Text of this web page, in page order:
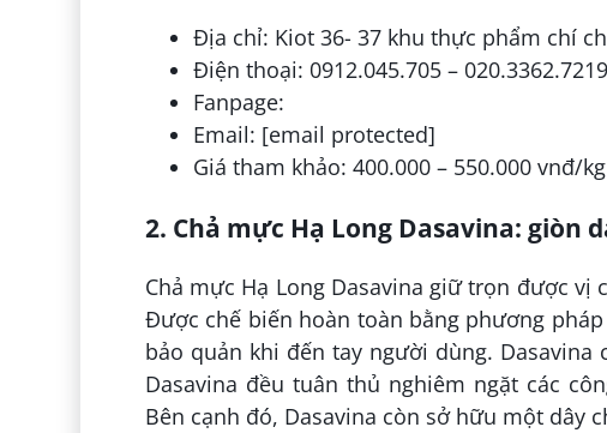
Địa chỉ: Kiot 36- 37 khu thực phẩm chí
Điện thoại: 0912.045.705 – 020.3362.7219
Fanpage:
Email: [email protected]
Giá tham khảo: 400.000 – 550.000 vnđ/kg
2. Chả mực Hạ Long Dasavina: giòn
Chả mực Hạ Long Dasavina giữ trọn được
Được chế biến hoàn toàn bằng phương
bảo quản khi đến tay người dùng.
Dasavina đều tuân thủ nghiêm ngặt các
Bên cạnh đó, Dasavina còn sở hữu một dây